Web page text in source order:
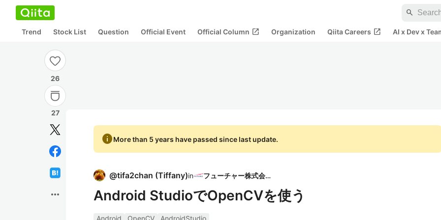
search
Trend Stock List Question Official Event Official Column open_in_new Organization Qiita Careers open_in_new AI x Dev x
26
27
more_horiz
infoMore than 5 years have passed since last update.
@tifa2chan (Tiffany)in フューチャー株式会社
Android StudioでOpenCVを使う
Android OpenCV
AndroidStudio